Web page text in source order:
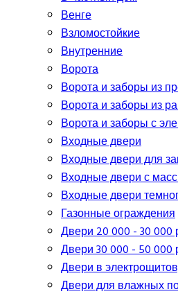
Венге
Взломостойкие
Внутренние
Ворота
Ворота и заборы из
Ворота и заборы из
Ворота и заборы с
Входные двери
Входные двери для
Входные двери с
Входные двери
Газонные ограждения
Двери 20 000 - 30 000
Двери 30 000 - 50 000
Двери в
Двери для влажных